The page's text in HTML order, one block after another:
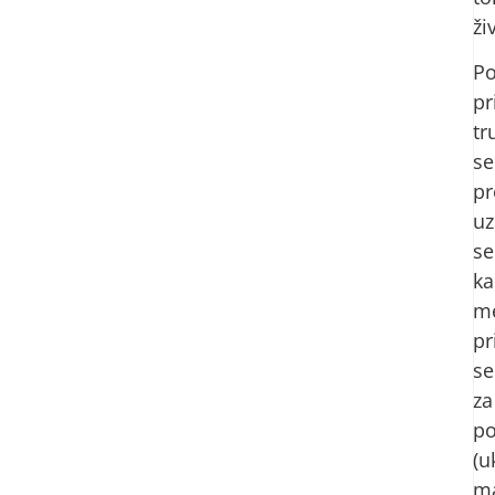
se
se
se
za